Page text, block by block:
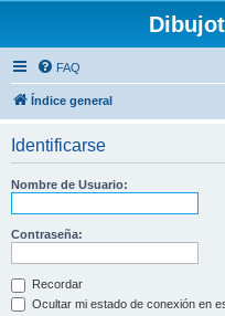
FAQ
Índice general
Identificarse
Nombre de Usuario:
Contraseña:
Recordar
Ocultar mi estado de conexión en